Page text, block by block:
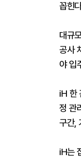
꼽힌
대규
공사
야 입
iH 한
정 관
구간,
iH는